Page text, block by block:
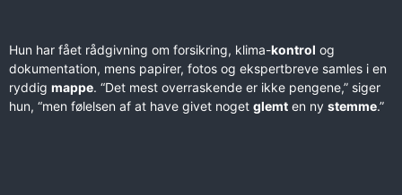
Hun har fået rådgivning om forsikring, klima-kontrol og
dokumentation, mens papirer, fotos og ekspertbreve samles i en
ryddig mappe. “Det mest overraskende er ikke pengene,” siger
hun, “men følelsen af at have givet noget glemt en ny stemme.”